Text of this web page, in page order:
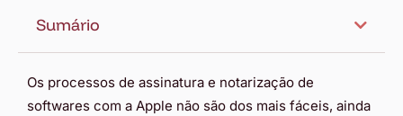
Os processos de assinatura e notarização de
softwares com a Apple não são dos mais fáceis, ainda
Sumário